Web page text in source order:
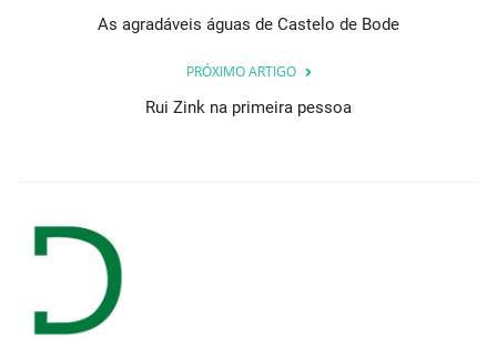
As agradáveis águas de Castelo de Bode
PRÓXIMO ARTIGO
Rui Zink na primeira pessoa